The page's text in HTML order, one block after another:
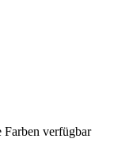
verfügbar